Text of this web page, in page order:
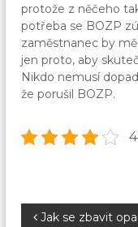
protože z něčeho
potřeba se BOZP
zaměstnanec by
jen proto, aby
Nikdo nemusí
že porušil BOZP.
N Jak se zbavit